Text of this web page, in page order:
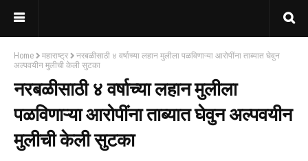
Home महाराष्ट्र
नरबळीसाठी ४ वर्षाच्या लहान मुलीला पळविणाऱ्या आरोपींना ताब्यात घेवुन
अल्पवयीन मुलीची केली सुटका
नरबळीसाठी ४ वर्षाच्या लहान मुलीला
पळविणाऱ्या आरोपींना ताब्यात घेवुन अल्पवयीन
मुलीची केली सुटका